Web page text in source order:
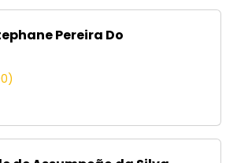
Pereira Do